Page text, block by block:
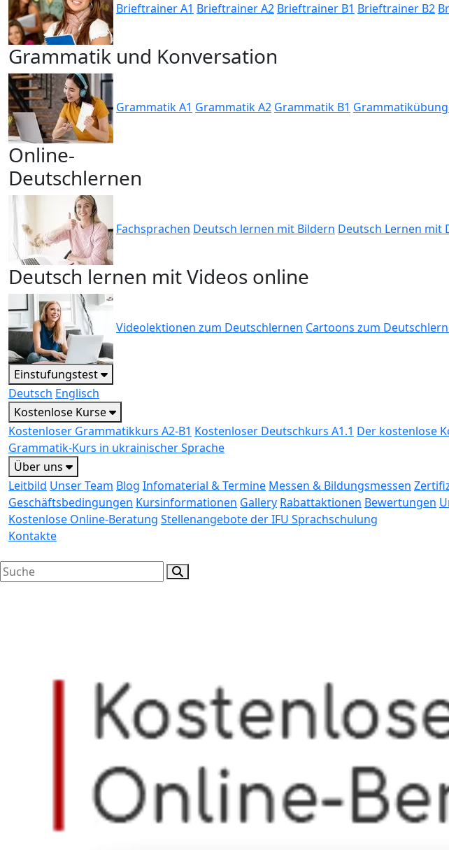
Brieftrainer A1 Brieftrainer A2 Brieftrainer B1 Brieftrainer B2
Grammatik und Konversation
Grammatik A1 Grammatik A2 Grammatik B1
Online-
Deutschlernen
Fachsprachen Deutsch lernen mit Bildern Deutsch Lernen mit
Deutsch lernen mit Videos online
Videolektionen zum Deutschlernen Cartoons zum
Einstufungstest
Deutsch Englisch
Kostenlose Kurse
Kostenloser Grammatikkurs A2-B1 Kostenloser Deutschkurs A1.1 Der kostenlose
Grammatik-Kurs in ukrainischer Sprache
Über uns
Leitbild Unser Team Blog Infomaterial & Termine Messen & Bildungs­messen
Geschäftsbedingungen Kursinformationen Gallery Rabattaktionen Bewertungen
Kostenlose Online-Beratung Stellenangebote der IFU Sprachschulung
Kontakte